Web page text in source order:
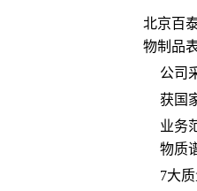
北京百
物制品
公司
获国
业务
物质
7大